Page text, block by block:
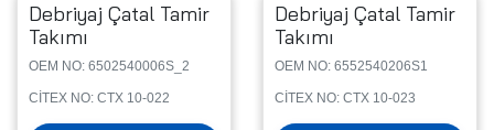
Debriyaj Çatal Tamir
Takımı
OEM NO: 6502540006S_2
CİTEX NO: CTX 10-022
Debriyaj Çatal Tamir
Takımı
OEM NO: 6552540206S1
CİTEX NO: CTX 10-023